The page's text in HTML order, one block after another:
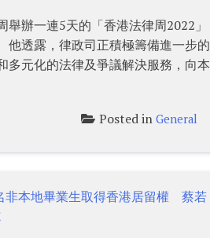
舉辦一連5天的「香港法律周2022
他透露，律政司正積極籌備進一步
多元化的法律及爭議解決服務，向
Posted inGeneral
非本地畢業生取得香港居留權 蔡若